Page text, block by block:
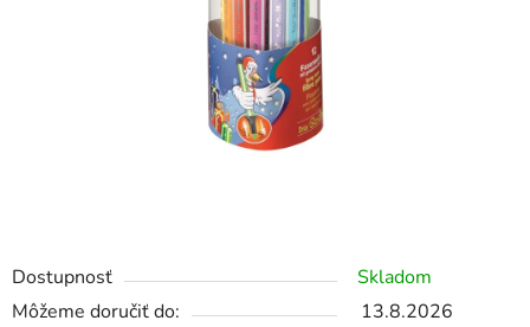
Dostupnosť
Skladom
Môžeme doručiť do:
13.8.2026